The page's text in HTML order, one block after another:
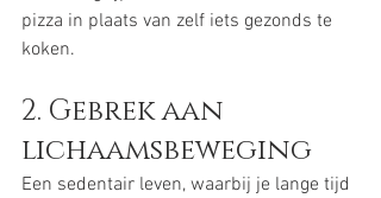
pizza in plaats van zelf iets gezonds te
koken.
2. Gebrek aan
lichaamsbeweging
Een sedentair leven, waarbij je lange tijd